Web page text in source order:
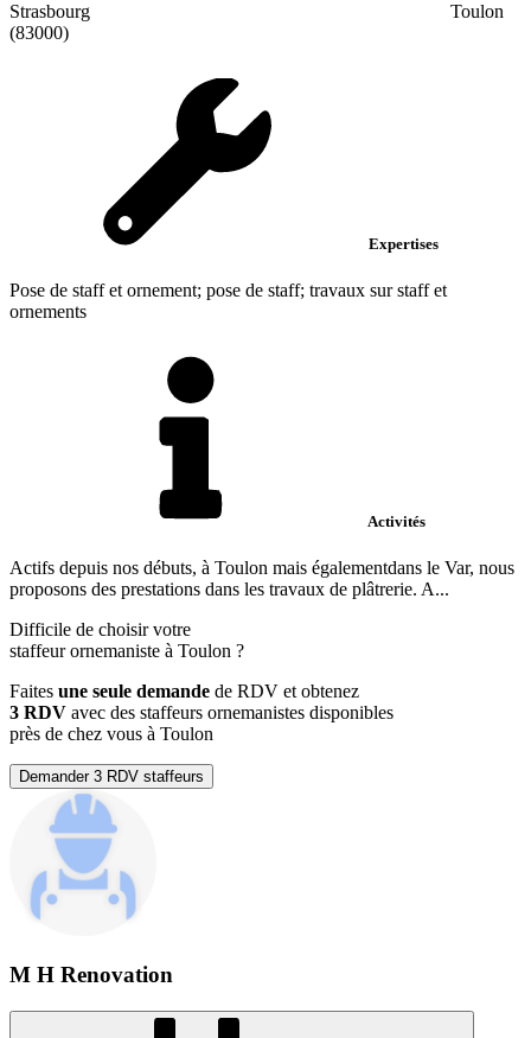
Strasbourg
Toulon
(83000)
Expertises
Pose de staff et ornement; pose de staff; travaux sur staff et
ornements
Activités
Actifs depuis nos débuts, à Toulon mais égalementdans le Var, nous
proposons des prestations dans les travaux de plâtrerie. A...
Difficile de choisir votre
staffeur ornemaniste à Toulon ?
Faites une seule demande de RDV et obtenez
3 RDV avec des staffeurs ornemanistes disponibles
près de chez vous à Toulon
Demander 3 RDV staffeurs
M H Renovation